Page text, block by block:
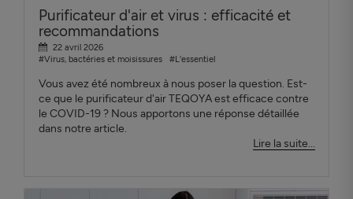
Purificateur d'air et virus : efficacité et
recommandations
22 avril 2026
#Virus, bactéries et moisissures
#L'essentiel
Vous avez été nombreux à nous poser la question. Est-
ce que le purificateur d'air TEQOYA est efficace contre
le COVID-19 ? Nous apportons une réponse détaillée
dans notre article.
Lire la suite...